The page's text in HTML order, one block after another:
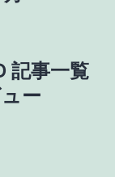
記事一覧
ー